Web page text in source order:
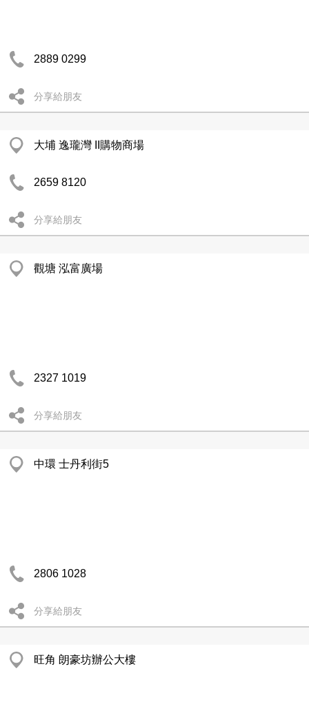
2889 0299
分享給朋友
大埔 逸瓏灣 II購物商場
2659 8120
分享給朋友
觀塘 泓富廣場
2327 1019
分享給朋友
中環 士丹利街5
2806 1028
分享給朋友
旺角 朗豪坊辦公大樓